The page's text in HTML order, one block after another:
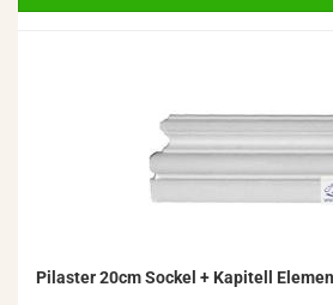
Pi­las­ter 20cm So­ckel + Ka­pi­tell